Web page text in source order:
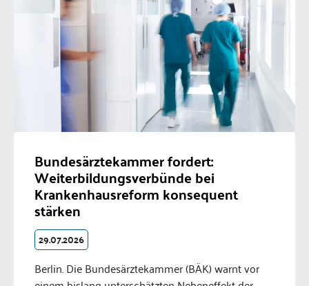
Bundesärztekammer fordert:
Weiterbildungsverbünde bei
Krankenhausreform konsequent
stärken
29.07.2026
Berlin. Die Bundesärztekammer (BÄK) warnt vor